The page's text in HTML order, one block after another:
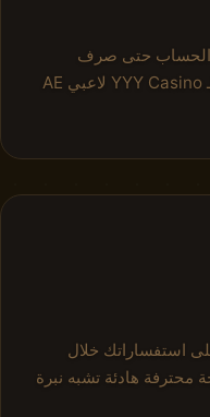
الحساب حتى صرف
الأرباح. كل تفصيلة مصمّمة خصيصاً لـ YYY Casino لاعبي AE
استفساراتك خلال
محترفة هادئة تشبه نبرة